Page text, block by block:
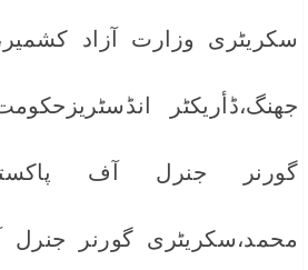
سکریٹری وزارت آزاد
جھنگ،ڈأریکٹر
گورنر جنرل آف
محمد،سکریٹری گورنر جنرل